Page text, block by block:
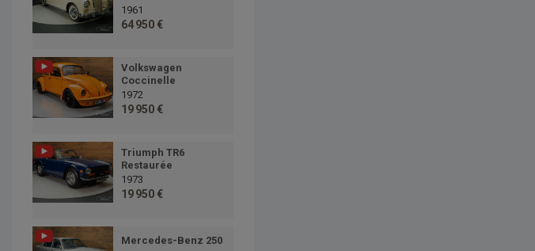
1961
64 950 €
Volkswagen
Coccinelle
1972
19 950 €
Triumph TR6
Restaurée
1973
19 950 €
Mercedes-Benz 250